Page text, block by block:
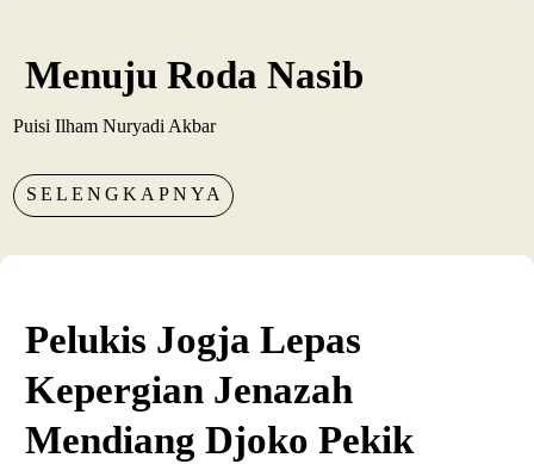
Menuju Roda Nasib
Puisi Ilham Nuryadi Akbar
SELENGKAPNYA
Pelukis Jogja Lepas
Kepergian Jenazah
Mendiang Djoko Pekik